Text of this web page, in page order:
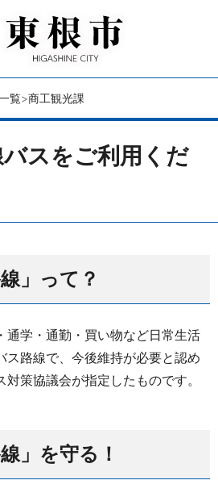
覧 商工観光課
スをご利用くだ
」って？
通学・通勤・買い物など日常生活
ス路線で、今後維持が必要と認め
策協議会が指定したものです。
」を守る！